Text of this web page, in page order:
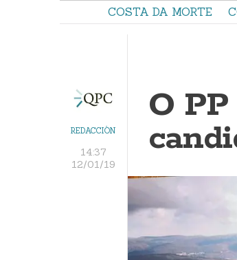
COSTA DA MORTE
REDACCIÓN
14:37
12/01/19
O